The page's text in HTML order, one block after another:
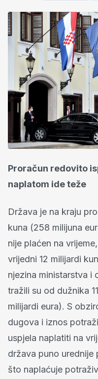
Proračun redovito
naplatom ide teže
Država je na kraju
kuna (258 milijuna
nije plaćen na
vrijedni 12 milijardi
njezina ministarstva i
tražili su od dužnika
milijardi eura). S
dugova i iznos
uspjela naplatiti na
država puno urednije
što naplaćuje